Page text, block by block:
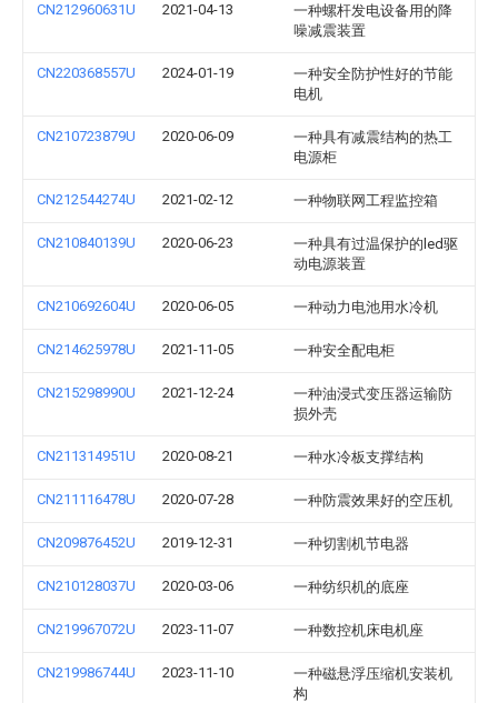
CN212960631U 2021-04-13
一种螺杆发电设备用的降
噪减震装置
CN220368557U 2024-01-19
一种安全防护性好的节能
电机
CN210723879U 2020-06-09
一种具有减震结构的热工
电源柜
CN212544274U 2021-02-12 一种物联网工程监控箱
CN210840139U 2020-06-23
一种具有过温保护的led驱
动电源装置
CN210692604U 2020-06-05 一种动力电池用水冷机
CN214625978U 2021-11-05 一种安全配电柜
CN215298990U 2021-12-24
一种油浸式变压器运输防
损外壳
CN211314951U 2020-08-21 一种水冷板支撑结构
CN211116478U 2020-07-28 一种防震效果好的空压机
CN209876452U 2019-12-31 一种切割机节电器
CN210128037U 2020-03-06 一种纺织机的底座
CN219967072U 2023-11-07 一种数控机床电机座
CN219986744U 2023-11-10
一种磁悬浮压缩机安装机
构